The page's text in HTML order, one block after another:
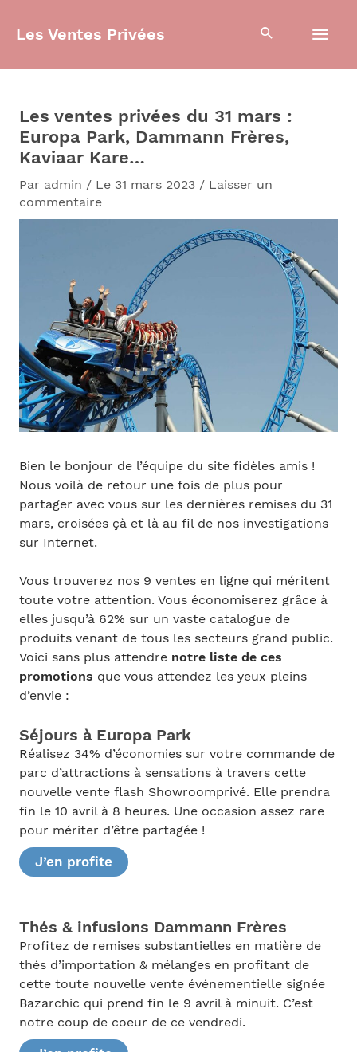
Les Ventes Privées
Les ventes privées du 31 mars :
Europa Park, Dammann Frères,
Kaviaar Kare…
Par admin / Le 31 mars 2023 / Laisser un
commentaire
Bien le bonjour de l’équipe du site fidèles amis !
Nous voilà de retour une fois de plus pour
partager avec vous sur les dernières remises du 31
mars, croisées çà et là au fil de nos investigations
sur Internet.
Vous trouverez nos 9 ventes en ligne qui méritent
toute votre attention. Vous économiserez grâce à
elles jusqu’à 62% sur un vaste catalogue de
produits venant de tous les secteurs grand public.
Voici sans plus attendre notre liste de ces
promotions que vous attendez les yeux pleins
d’envie :
Séjours à Europa Park
Réalisez 34% d’économies sur votre commande de
parc d’attractions à sensations à travers cette
nouvelle vente flash Showroomprivé. Elle prendra
fin le 10 avril à 8 heures. Une occasion assez rare
pour mériter d’être partagée !
J’en profite
Thés & infusions Dammann Frères
Profitez de remises substantielles en matière de
thés d’importation & mélanges en profitant de
cette toute nouvelle vente événementielle signée
Bazarchic qui prend fin le 9 avril à minuit. C’est
notre coup de coeur de ce vendredi.